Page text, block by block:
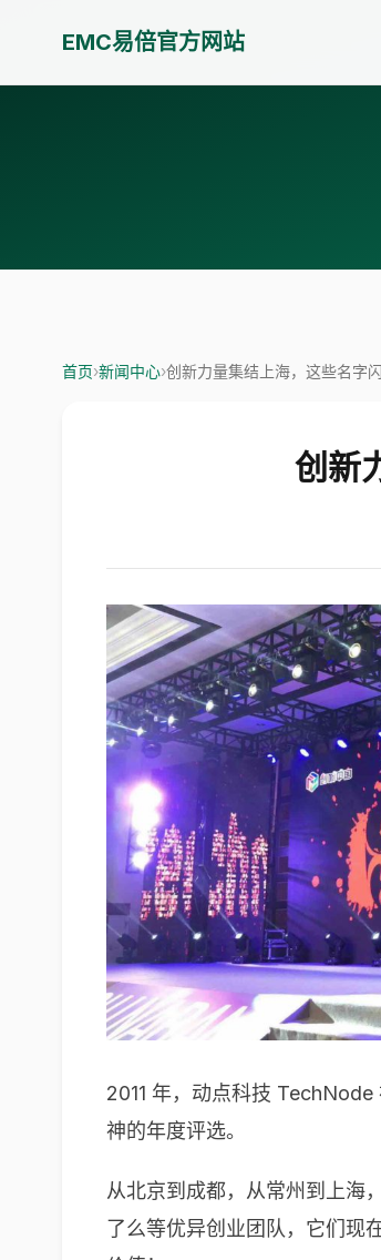
EMC易倍官方网站
首页›新闻中心›创新力量集结上海，这些名字
创新
2011 年，动点科技
神的年度评选。
从北京到成都，从常州到上海
了么等优异创业团队，它们现